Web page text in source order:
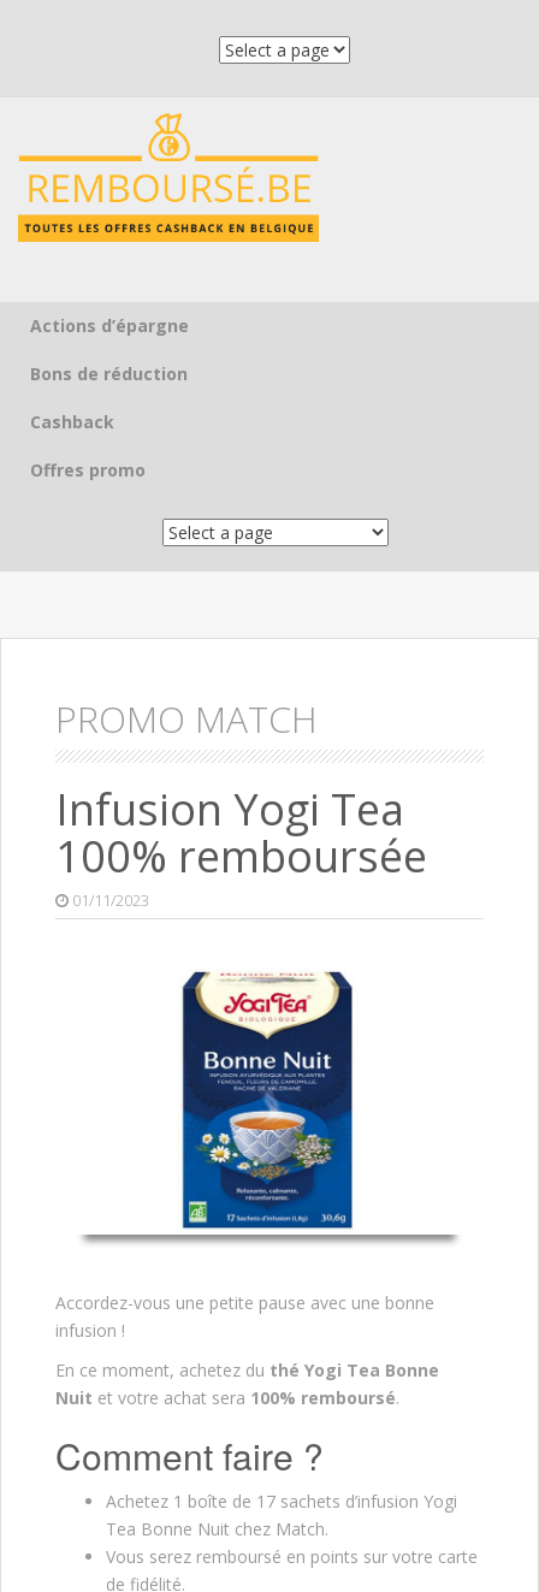
Skip to content
Actions d’épargne
Bons de réduction
Cashback
Offres promo
PROMO MATCH
Infusion Yogi Tea
100% remboursée
01/11/2023
Accordez-vous une petite pause avec une bonne
infusion !
En ce moment, achetez du thé Yogi Tea Bonne
Nuit et votre achat sera 100% remboursé.
Comment faire ?
Achetez 1 boîte de 17 sachets d’infusion Yogi
Tea Bonne Nuit chez Match.
Vous serez remboursé en points sur votre carte
de fidélité.